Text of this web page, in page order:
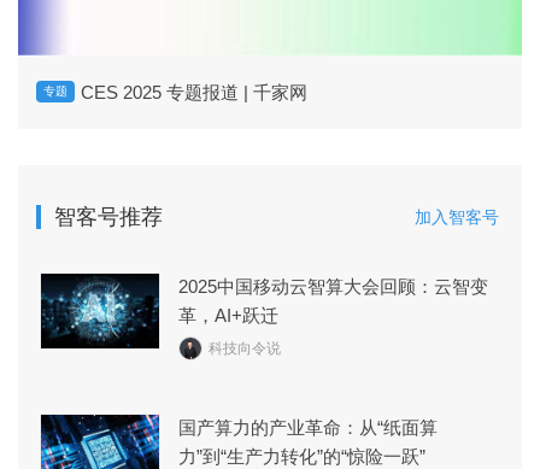
专题 CES 2025 专题报道 | 千家网
智客号推荐 加入智客号
2025中国移动云智算大会回顾：云智变
革，AI+跃迁
科技向令说
国产算力的产业革命：从“纸面算
力”到“生产力转化”的“惊险一跃”